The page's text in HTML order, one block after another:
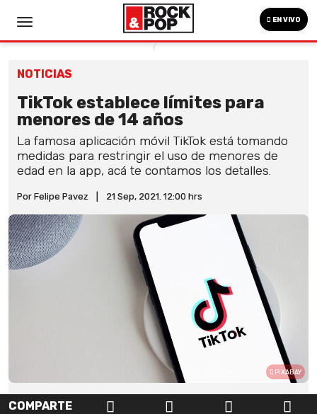
EN VIVO
NOTICIAS
TikTok establece límites para
menores de 14 años
La famosa aplicación móvil TikTok está tomando
medidas para restringir el uso de menores de
edad en la app, acá te contamos los detalles.
Por Felipe Pavez 21 Sep, 2021. 12:00 hrs
PIXABAY
COMPARTE